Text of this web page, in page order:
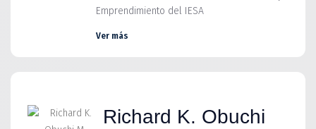
Emprendimiento del IESA
Ver más
Richard K. Obuchi